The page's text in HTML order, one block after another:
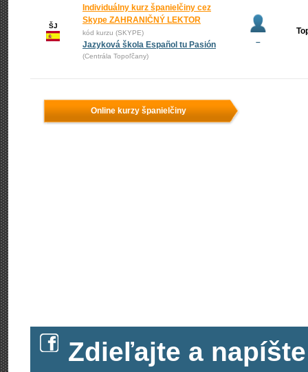
ŠJ
Individuálny kurz španielčiny cez
Skype ZAHRANIČNÝ LEKTOR
kód kurzu (SKYPE)
Jazyková škola Español tu Pasión
(Centrála Topoľčany)
–
Online kurzy španielčiny
Zdieľajte a